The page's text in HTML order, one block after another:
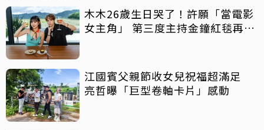
木木26歲生日哭了！許願「當電影
女主角」 第三度主持金鐘紅毯再喊
江國賓父親節收女兒祝福超滿足
亮哲曝「巨型卷軸卡片」感動